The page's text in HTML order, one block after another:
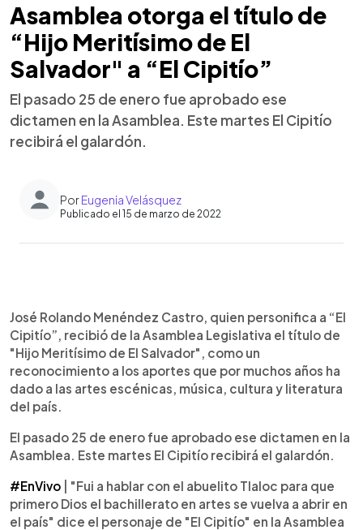
Asamblea otorga el título de
“Hijo Meritísimo de El
Salvador" a “El Cipitío”
El pasado 25 de enero fue aprobado ese
dictamen en la Asamblea. Este martes El Cipitío
recibirá el galardón.
PorEugenia Velásquez
Publicado el 15 de marzo de 2022
► Escuchar artículo
José Rolando Menéndez Castro, quien personifica a “El
Cipitío”, recibió de la Asamblea Legislativa el título de
"Hijo Meritísimo de El Salvador", como un
reconocimiento a los aportes que por muchos años ha
dado a las artes escénicas, música, cultura y literatura
del país.
El pasado 25 de enero fue aprobado ese dictamen en la
Asamblea. Este martes El Cipitío recibirá el galardón.
#EnVivo | "Fui a hablar con el abuelito Tlaloc para que
primero Dios el bachillerato en artes se vuelva a abrir en
el país" dice el personaje de "El Cipitío" en la Asamblea